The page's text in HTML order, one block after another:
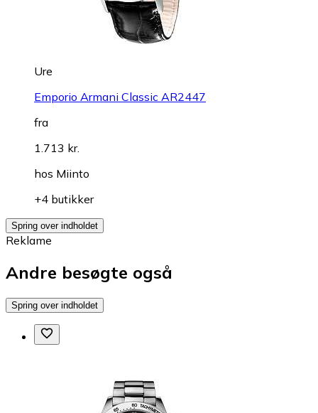
Ure
Emporio Armani Classic AR2447
fra
1.713 kr.
hos Miinto
+4 butikker
Spring over indholdet
Reklame
Andre besøgte også
Spring over indholdet